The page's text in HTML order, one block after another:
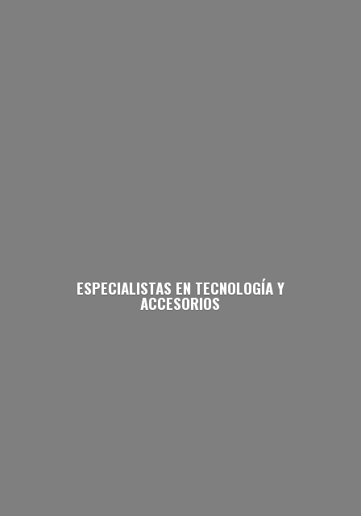
ESPECIALISTAS EN TECNOLOGÍAY
ACCESORIOS